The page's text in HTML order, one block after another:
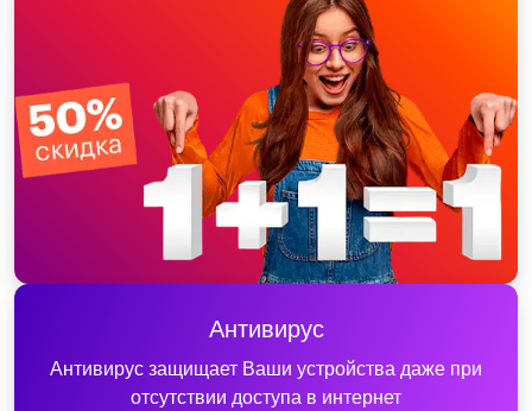
Антивирус
Антивирус защищает Ваши устройства даже при
отсутствии доступа в интернет